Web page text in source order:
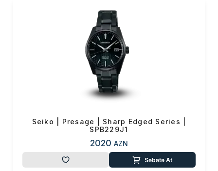
Seiko | Presage | Sharp Edged Series |
SPB229J1
2020 AZN
Səbətə At